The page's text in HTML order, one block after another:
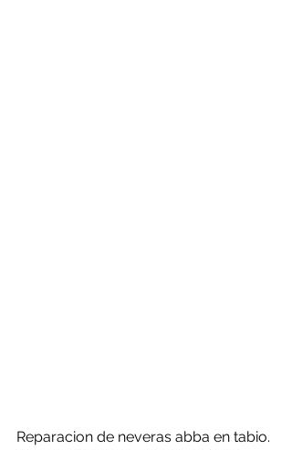
Reparacion de neveras abba en tabio.